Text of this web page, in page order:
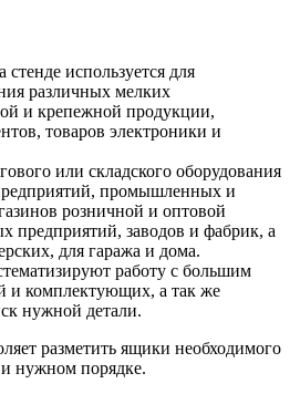
используется для
различных мелких
и крепежной продукции,
товаров электроники и
или складского оборудования
промышленных и
розничной и оптовой
предприятий, заводов и фабрик, а
для гаража и дома.
работу с большим
и комплектующих, а так же
нужной детали.
разметить ящики необходимого
нужном порядке.